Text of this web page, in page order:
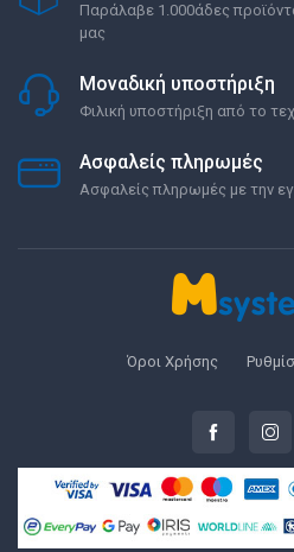
Παράλαβε 1.000άδες
μας
Μοναδική υποστήριξη
Φιλική υποστήριξη από το
Ασφαλείς πληρωμές
Ασφαλείς πληρωμές με την
Όροι Χρήσης